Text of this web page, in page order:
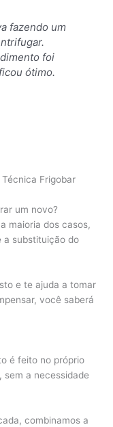
fazendo um
foi
ótimo.
Frigobar
um novo?
maioria dos casos,
a substituição do
e te ajuda a tomar
você saberá
é feito no próprio
sem a necessidade
combinamos a